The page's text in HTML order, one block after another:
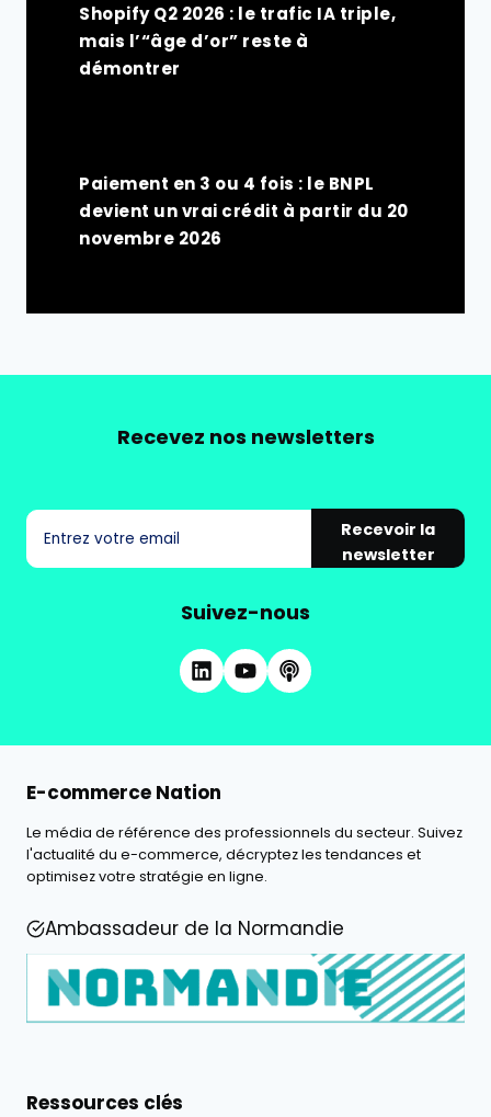
Shopify Q2 2026 : le trafic IA triple,
mais l’“âge d’or” reste à
démontrer
Paiement en 3 ou 4 fois : le BNPL
devient un vrai crédit à partir du 20
novembre 2026
Recevez nos newsletters
Recevoir la
newsletter
Suivez-nous
E-commerce Nation
Le média de référence des professionnels du secteur. Suivez
l'actualité du e-commerce, décryptez les tendances et
optimisez votre stratégie en ligne.
Ambassadeur de la Normandie
Ressources clés